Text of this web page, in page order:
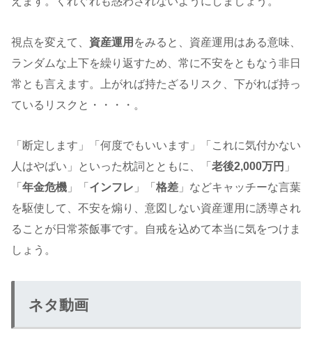
視点を変えて、 資産運用 をみると、資産運用はある意味、
ランダムな上下を繰り返すため、常に不安をともなう非日
常とも言えます。上がれば持たざるリスク、下がれば持っ
ているリスクと・・・・。
「断定します」「何度でもいいます」「これに気付かない
人はやばい」といった枕詞とともに、「 老後2,000万円 」
「 年金危機 」「 インフレ 」「 格差 」などキャッチーな言葉
を駆使して、不安を煽り、意図しない資産運用に誘導され
ることが日常茶飯事です。自戒を込めて本当に気をつけま
しょう。
ネタ動画